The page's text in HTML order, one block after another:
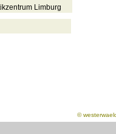
Limburg
©